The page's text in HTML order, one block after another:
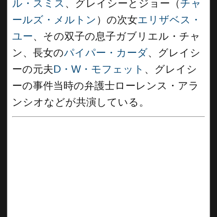
ル・スミス 、グレイシーとジョー（チャ
ールズ・メルトン ）の次女エリザベス・
ユー、その双子の息子ガブリエル・チャ
ン、長女のパイパー・カーダ、グレイシ
ーの元夫D・W・モフェット 、グレイシ
ーの事件当時の弁護士ローレンス・アラ
ンシオなどが共演している。